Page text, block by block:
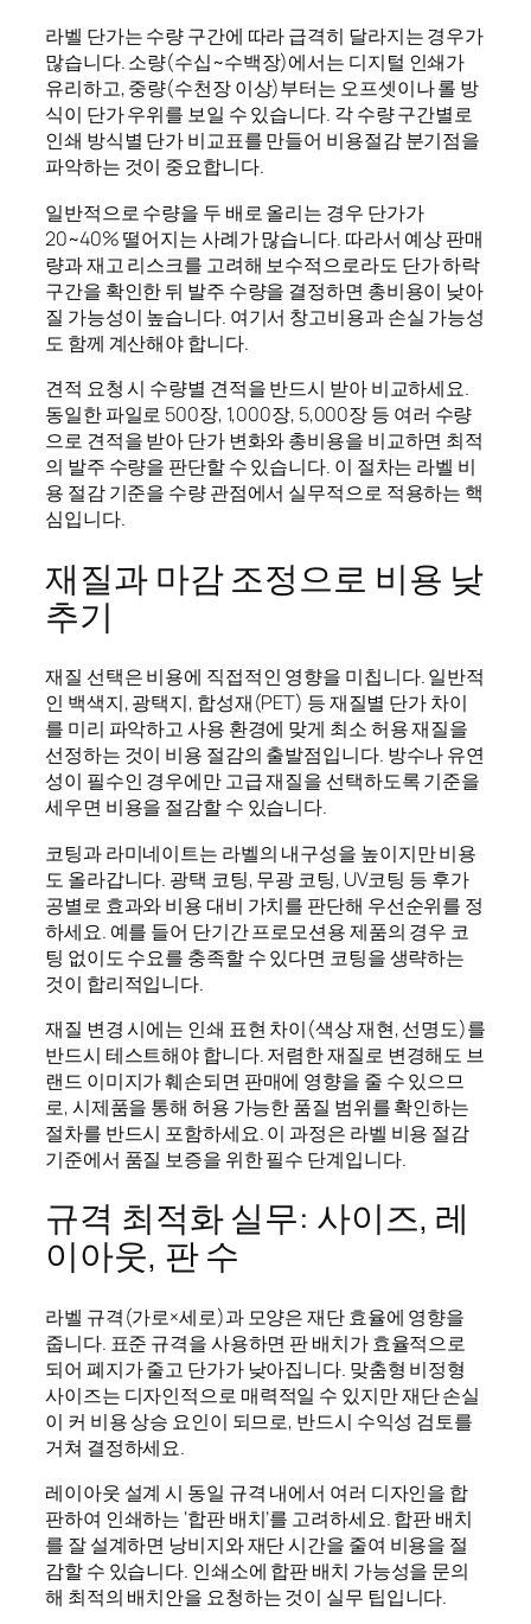
라벨 단가는 수량 구간에 따라 급격히 달라지는 경우가
많습니다. 소량(수십~수백장)에서는 디지털 인쇄가
유리하고, 중량(수천장 이상)부터는 오프셋이나 롤 방
식이 단가 우위를 보일 수 있습니다. 각 수량 구간별로
인쇄 방식별 단가 비교표를 만들어 비용절감 분기점을
파악하는 것이 중요합니다.
일반적으로 수량을 두 배로 올리는 경우 단가가
20~40% 떨어지는 사례가 많습니다. 따라서 예상 판매
량과 재고 리스크를 고려해 보수적으로라도 단가 하락
구간을 확인한 뒤 발주 수량을 결정하면 총비용이 낮아
질 가능성이 높습니다. 여기서 창고비용과 손실 가능성
도 함께 계산해야 합니다.
견적 요청 시 수량별 견적을 반드시 받아 비교하세요.
동일한 파일로 500장, 1,000장, 5,000장 등 여러 수량
으로 견적을 받아 단가 변화와 총비용을 비교하면 최적
의 발주 수량을 판단할 수 있습니다. 이 절차는 라벨 비
용 절감 기준을 수량 관점에서 실무적으로 적용하는 핵
심입니다.
재질과 마감 조정으로 비용 낮
추기
재질 선택은 비용에 직접적인 영향을 미칩니다. 일반적
인 백색지, 광택지, 합성재(PET) 등 재질별 단가 차이
를 미리 파악하고 사용 환경에 맞게 최소 허용 재질을
선정하는 것이 비용 절감의 출발점입니다. 방수나 유연
성이 필수인 경우에만 고급 재질을 선택하도록 기준을
세우면 비용을 절감할 수 있습니다.
코팅과 라미네이트는 라벨의 내구성을 높이지만 비용
도 올라갑니다. 광택 코팅, 무광 코팅, UV코팅 등 후가
공별로 효과와 비용 대비 가치를 판단해 우선순위를 정
하세요. 예를 들어 단기간 프로모션용 제품의 경우 코
팅 없이도 수요를 충족할 수 있다면 코팅을 생략하는
것이 합리적입니다.
재질 변경 시에는 인쇄 표현 차이(색상 재현, 선명도)를
반드시 테스트해야 합니다. 저렴한 재질로 변경해도 브
랜드 이미지가 훼손되면 판매에 영향을 줄 수 있으므
로, 시제품을 통해 허용 가능한 품질 범위를 확인하는
절차를 반드시 포함하세요. 이 과정은 라벨 비용 절감
기준에서 품질 보증을 위한 필수 단계입니다.
규격 최적화 실무: 사이즈, 레
이아웃, 판 수
라벨 규격(가로×세로)과 모양은 재단 효율에 영향을
줍니다. 표준 규격을 사용하면 판 배치가 효율적으로
되어 폐지가 줄고 단가가 낮아집니다. 맞춤형 비정형
사이즈는 디자인적으로 매력적일 수 있지만 재단 손실
이 커 비용 상승 요인이 되므로, 반드시 수익성 검토를
거쳐 결정하세요.
레이아웃 설계 시 동일 규격 내에서 여러 디자인을 합
판하여 인쇄하는 ‘합판 배치’를 고려하세요. 합판 배치
를 잘 설계하면 낭비지와 재단 시간을 줄여 비용을 절
감할 수 있습니다. 인쇄소에 합판 배치 가능성을 문의
해 최적의 배치안을 요청하는 것이 실무 팁입니다.